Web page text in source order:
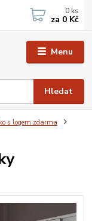
Menu
Hledat
0 ks
za 0 Kč
s logem zdarma